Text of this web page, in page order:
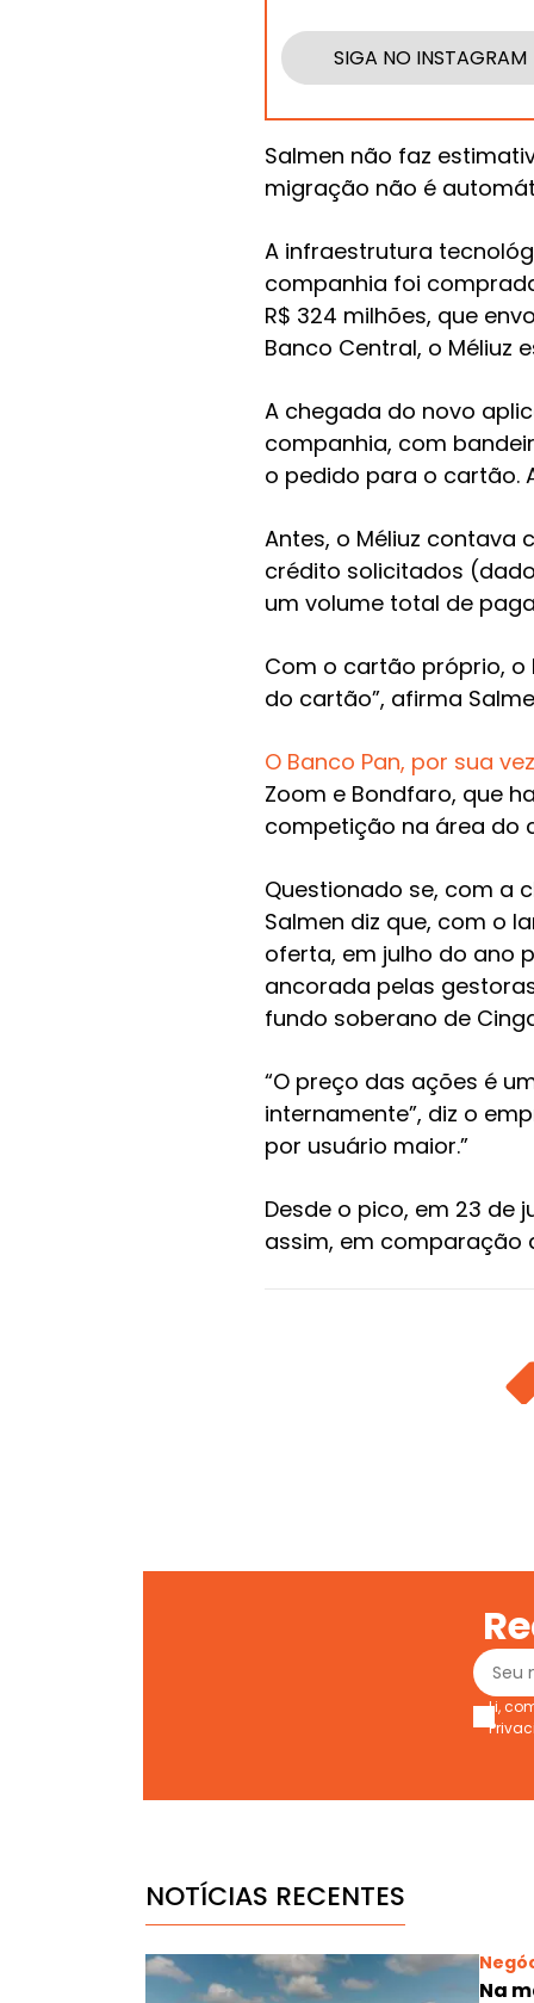
SIGA NO INSTAGRAM
Salmen não faz
migração não é
A infraestrutura
companhia foi
R$ 324 milhões, que
Banco Central, o Méliuz
A chegada do novo
companhia, com
o pedido para o cartão.
Antes, o Méliuz contava
crédito solicitados
um volume total de
Com o cartão próprio, o
do cartão”, afirma
O Banco Pan, por sua
Zoom e Bondfaro, que
competição na área do
Questionado se, com a
Salmen diz que, com o
oferta, em julho do ano
ancorada pelas
fundo soberano de
“O preço das ações é
internamente”, diz o
por usuário maior.”
Desde o pico, em 23 de
assim, em comparação
Li,
NOTÍCIAS RECENTES
Na